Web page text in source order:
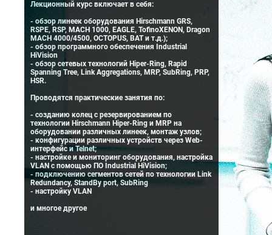
Лекционный курс включает в себя:
- обзор линеек оборудования Hirschmann GRS,
RSPE, RSP, MACH 1000, EAGLE, TofinoXENON, Dragon
MACH 4000/4500, OCTOPUS, BAT и т.д.);
- обзор программного обеспечения Industrial
HiVision
- обзор сетевых технологий Hiper-Ring, Rapid
Spanning Tree, Link Aggregations, MRP, SubRing, PRP,
HSR.
Проводятся практические занятия по:
- созданию колец с резервированием по
технологии Hirschmann Hiper-Ring и MRP на
оборудовании различных линеек, монтаж узлов;
- конфигурации различных устройств через Web-
интерфейс и Telnet;
- настройке и мониторинг оборудования, настройка
VLAN с помощью ПО Industrial HiVision;
- подключению сегментов сетей по технологии Link
Redundancy, StandBy port, SubRing
- настройку VLAN
и многое другое